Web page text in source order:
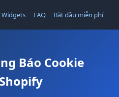
Widgets FAQ Bắt đầu miễn phí
Báo Cookie